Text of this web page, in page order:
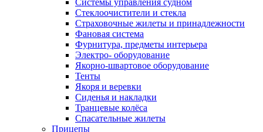
Системы управления судном
Стеклоочистители и стекла
Страховочные жилеты и принадлежности
Фановая система
Фурнитура, предметы интерьера
Электро- оборудование
Якорно-швартовое оборудование
Тенты
Якоря и веревки
Сиденья и накладки
Транцевые колёса
Спасательные жилеты
Прицепы